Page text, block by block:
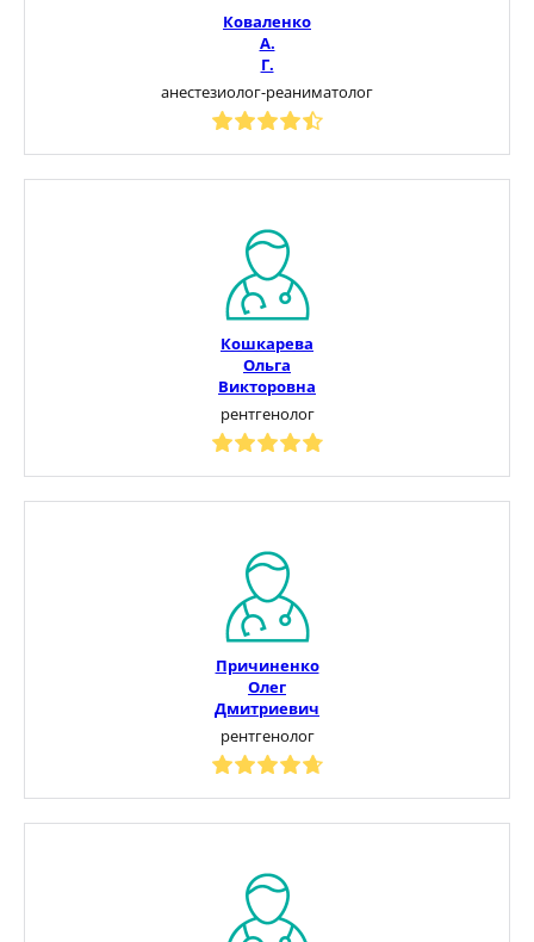
Коваленко
А.
Г.
анестезиолог-реаниматолог
Кошкарева
Ольга
Викторовна
рентгенолог
Причиненко
Олег
Дмитриевич
рентгенолог